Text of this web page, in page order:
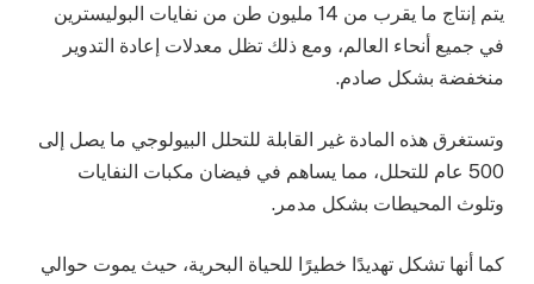
يتم إنتاج ما يقرب من 14 مليون طن من نفايات البوليسترين
في جميع أنحاء العالم، ومع ذلك تظل معدلات إعادة التدوير
منخفضة بشكل صادم.
وتستغرق هذه المادة غير القابلة للتحلل البيولوجي ما يصل إلى
500 عام للتحلل، مما يساهم في فيضان مكبات النفايات
وتلوث المحيطات بشكل مدمر.
كما أنها تشكل تهديدًا خطيرًا للحياة البحرية، حيث يموت حوالي